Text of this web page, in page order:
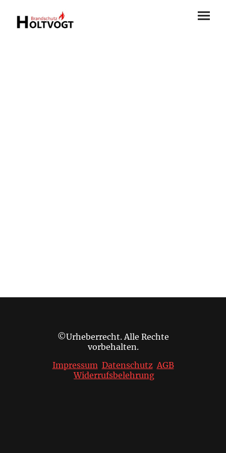
©Urheberrecht. Alle Rechte
vorbehalten.
Impressum Datenschutz AGB
Widerrufsbelehrung